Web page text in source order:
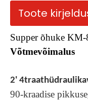
Toote
Supper õhuke
Võtmevõimalus
2' 4
90-kraadise